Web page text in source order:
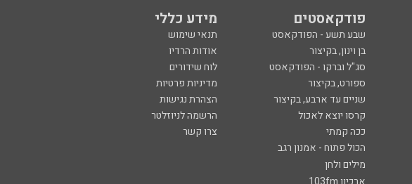
פודקאסטים מידע כללי
שבע תשע - הפודקאסט
תנאי שימוש
בן וינון, בקיצור
אודות הרדיו
סג"ל וברקו - הפודקאסט
לוח שידורים
ספורט, בקיצור
מדיניות פרטיות
שניים עד ארבע, בקיצור
הצהרת נגישות
קרסו יוצא לאכול
הרשמה לניוזלטר
ככה קמתי
צרו קשר
הכול פתוח - אמנון רגב
מילים ולחן